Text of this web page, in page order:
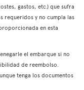
gastos, etc.) que sufra
requeridos y no cumpla las
en esta
el embarque si no
de reembolso.
tenga los documentos